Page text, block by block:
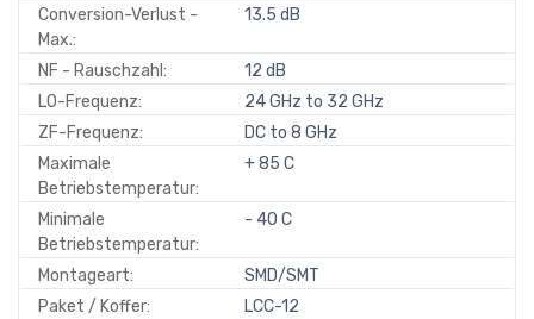
Conversion-Verlust -
Max.:
13.5 dB
NF - Rauschzahl:
12 dB
LO-Frequenz:
24 GHz to 32 GHz
ZF-Frequenz:
DC to 8 GHz
Maximale
Betriebstemperatur:
+ 85 C
Minimale
Betriebstemperatur:
- 40 C
Montageart:
SMD/SMT
Paket / Koffer:
LCC-12